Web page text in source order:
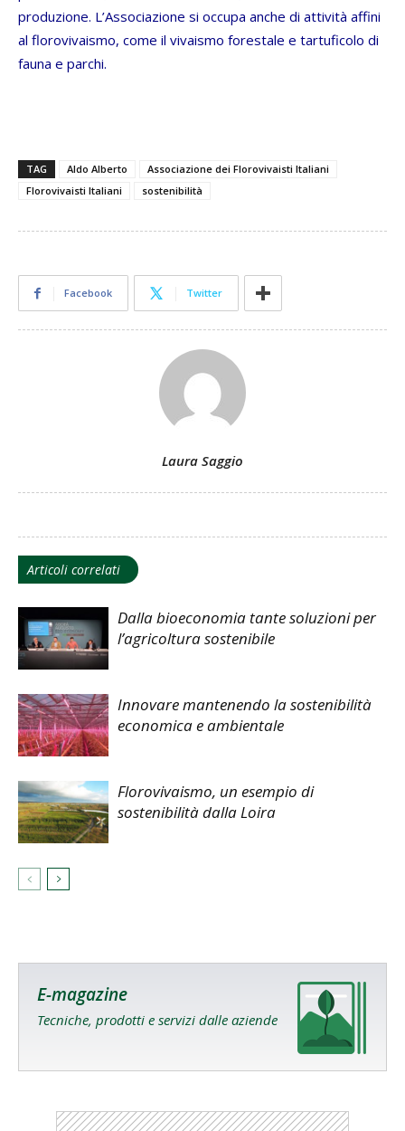
produzione. L’Associazione si occupa anche di attività affini
al florovivaismo, come il vivaismo forestale e tartuficolo di
fauna e parchi.
TAG Aldo Alberto
Associazione dei Florovivaisti Italiani
Florovivaisti Italiani
sostenibilità
Facebook Twitter
Laura Saggio
Articoli correlati
Dalla bioeconomia tante soluzioni per
l’agricoltura sostenibile
Innovare mantenendo la sostenibilità
economica e ambientale
Florovivaismo, un esempio di
sostenibilità dalla Loira
E-magazine
Tecniche, prodotti e servizi dalle aziende